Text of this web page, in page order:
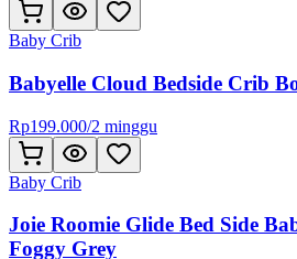
Baby Crib
Babyelle Cloud Bedside Crib
Rp199.000/2 minggu
Baby Crib
Joie Roomie Glide Bed Side
Foggy Grey